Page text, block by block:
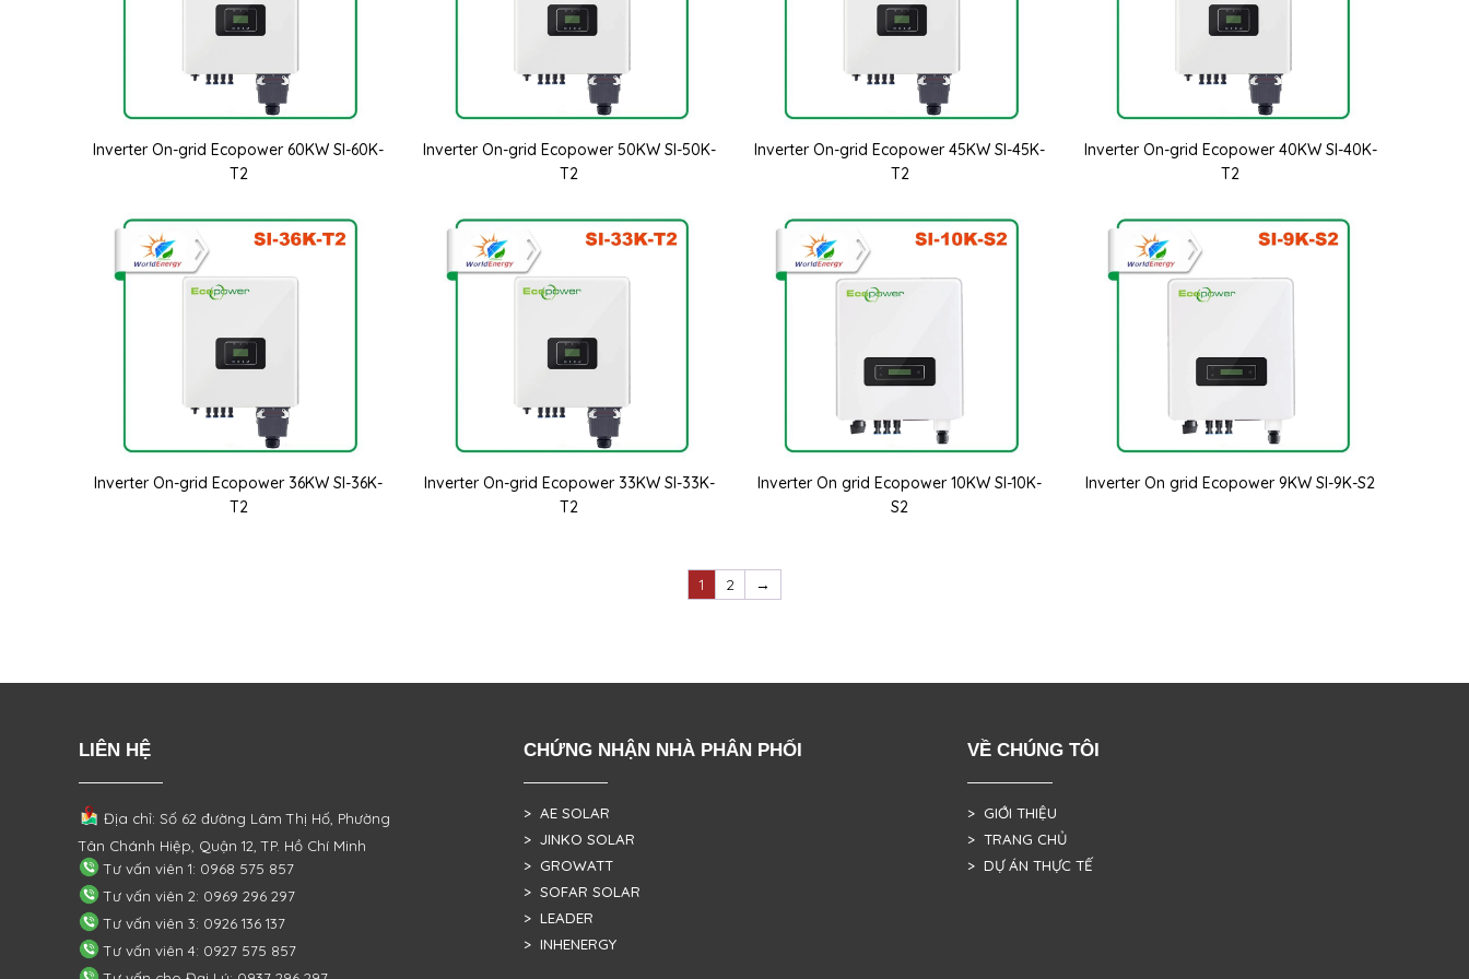
Inverter On-grid Ecopower 60KW SI-60K-
T2
Inverter On-grid Ecopower 50KW SI-50K-
T2
Inverter On-grid Ecopower 45KW SI-45K-
T2
Inverter On-grid Ecopower 40KW SI-40K-
T2
Inverter On-grid Ecopower 36KW SI-36K-
T2
Inverter On-grid Ecopower 33KW SI-33K-
T2
Inverter On grid Ecopower 10KW SI-10K-
S2
Inverter On grid Ecopower 9KW SI-9K-S2
1 2 →
LIÊN HỆ
Địa chỉ: Số 62 đường Lâm Thị Hố, Phường
Tân Chánh Hiệp, Quận 12, TP. Hồ Chí Minh
Tư vấn viên 1: 0968 575 857
Tư vấn viên 2: 0969 296 297
Tư vấn viên 3: 0926 136 137
Tư vấn viên 4: 0927 575 857
CHỨNG NHẬN NHÀ PHÂN PHỐI
> AE SOLAR
> JINKO SOLAR
> GROWATT
> SOFAR SOLAR
> LEADER
> INHENERGY
VỀ CHÚNG TÔI
> GIỚI THIỆU
> TRANG CHỦ
> DỰ ÁN THỰC TẾ